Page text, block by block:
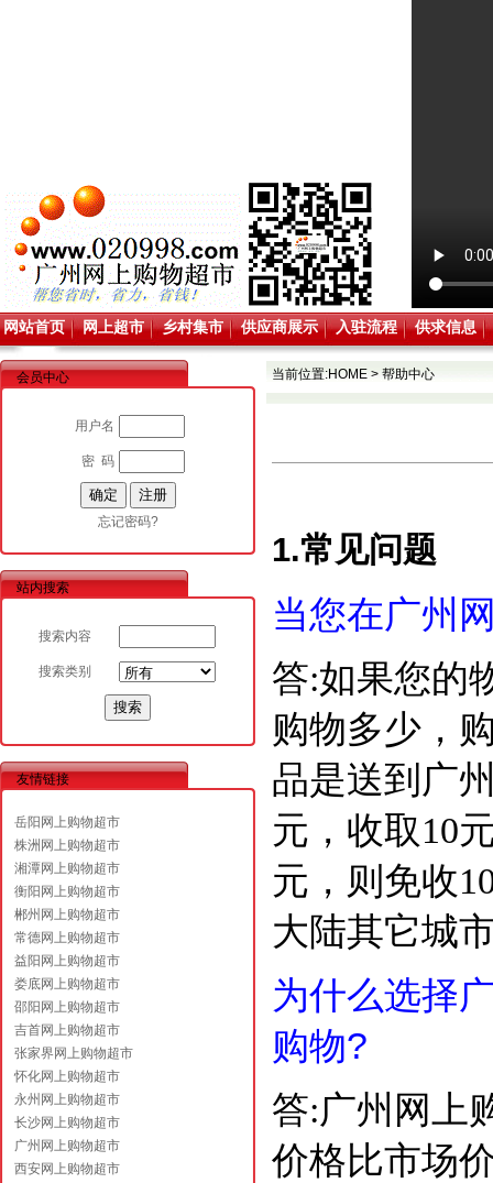
网站首页 网上超市 乡村集市 供应商展示 入驻流程 供求信息
会员中心
用户名
密 码
忘记密码?
站内搜索
搜索内容
搜索类别
友情链接
岳阳网上购物超市
株洲网上购物超市
湘潭网上购物超市
衡阳网上购物超市
郴州网上购物超市
常德网上购物超市
益阳网上购物超市
娄底网上购物超市
邵阳网上购物超市
吉首网上购物超市
张家界网上购物超市
怀化网上购物超市
永州网上购物超市
长沙网上购物超市
广州网上购物超市
西安网上购物超市
当前位置:HOME > 帮助中心
1.常见问题
当您在广州
答:如果您的
购物多少，
品是送到广
元，收取10
元，则免收
大陆其它城
为什么选择
购物?
答:广州网上
价格比市场